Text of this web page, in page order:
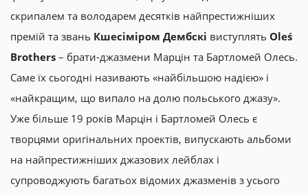
скрипалем та володарем десятків найпрестижніших
премій та звань Кшесіміром Дембскі виступлять Oleś
Brothers – брати-джазмени Марцін та Бартломей Олесь.
Саме їх сьогодні називають «найбільшою надією» і
«найкращим, що випало на долю польського джазу».
Уже більше 19 років Марцін і Бартломей Олесь є
творцями оригінальних проектів, випускають альбоми
на найпрестижніших джазових лейблах і
супроводжують багатьох відомих джазменів з усього